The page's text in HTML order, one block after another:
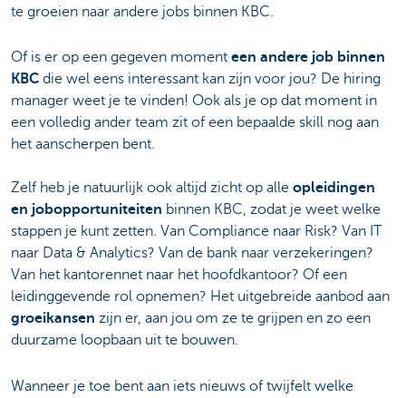
te groeien naar andere jobs binnen KBC.
Of is er op een gegeven moment een andere job binnen
KBC die wel eens interessant kan zijn voor jou? De hiring
manager weet je te vinden! Ook als je op dat moment in
een volledig ander team zit of een bepaalde skill nog aan
het aanscherpen bent.
Zelf heb je natuurlijk ook altijd zicht op alle opleidingen
en jobopportuniteiten binnen KBC, zodat je weet welke
stappen je kunt zetten. Van Compliance naar Risk? Van IT
naar Data & Analytics? Van de bank naar verzekeringen?
Van het kantorennet naar het hoofdkantoor? Of een
leidinggevende rol opnemen? Het uitgebreide aanbod aan
groeikansen zijn er, aan jou om ze te grijpen en zo een
duurzame loopbaan uit te bouwen.
Wanneer je toe bent aan iets nieuws of twijfelt welke